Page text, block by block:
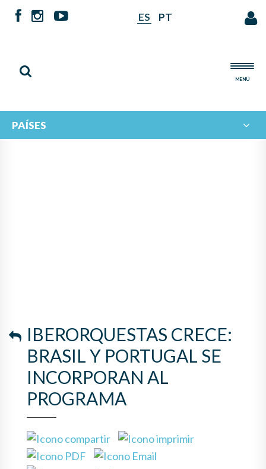
ES PT
MENÚ
PAÍSES
IBERORQUESTAS CRECE:
BRASIL Y PORTUGAL SE
INCORPORAN AL
PROGRAMA